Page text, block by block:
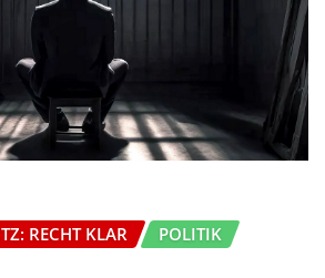
RECHT KLAR
POLITIK